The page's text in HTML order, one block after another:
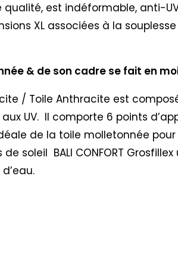
qualité, est indéformable,
XL associées à la
& de son cadre se fait en
/ Toile Anthracite est
UV. Il comporte 6 points
de la toile molletonnée
soleil BALI CONFORT